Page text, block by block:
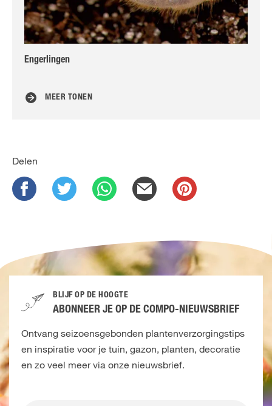
Engerlingen
MEER TONEN
Delen
BLIJF OP DE HOOGTE
ABONNEER JE OP DE COMPO-NIEUWSBRIEF
Ontvang seizoensgebonden plantenverzorgingstips
en inspiratie voor je tuin, gazon, planten, decoratie
en zo veel meer via onze nieuwsbrief.